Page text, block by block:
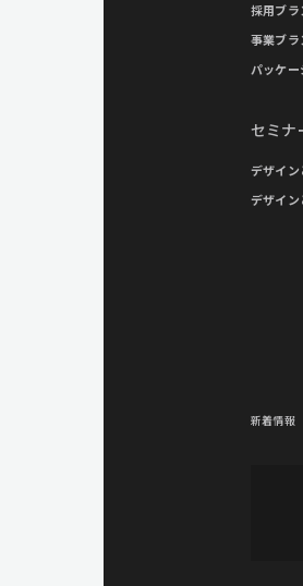
採用ブ
事業ブ
パッケ
セミナ
デザイ
デザイ
新着情報